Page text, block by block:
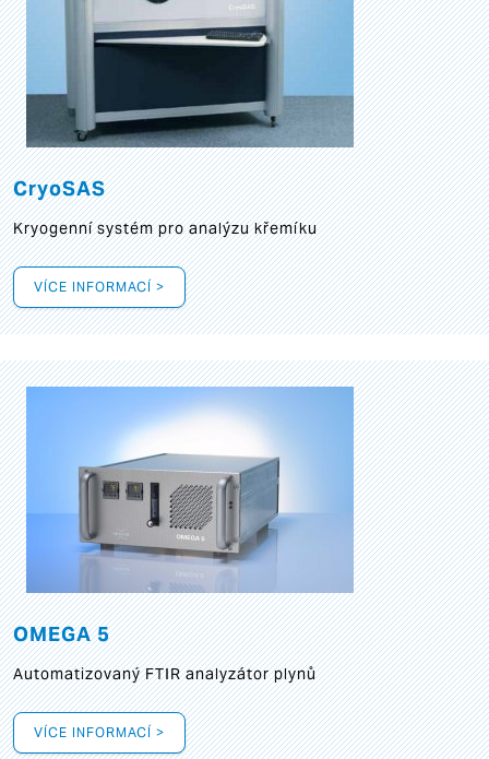
CryoSAS
Kryogenní systém pro analýzu křemíku
VÍCE INFORMACÍ >
OMEGA 5
Automatizovaný FTIR analyzátor plynů
VÍCE INFORMACÍ >